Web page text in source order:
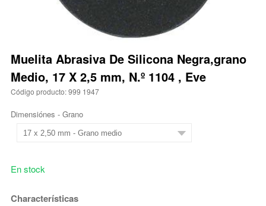
Muelita Abrasiva De Silicona Negra,grano
Medio, 17 X 2,5 mm, N.º 1104 , Eve
Código producto: 999 1947
Dimensiónes - Grano
En stock
Characterísticas